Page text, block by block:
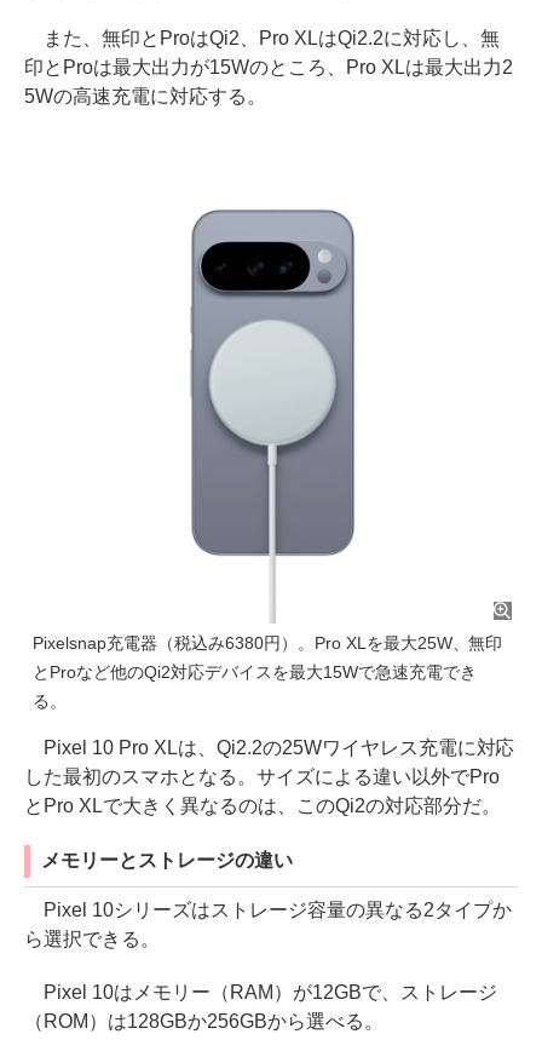
また、無印とProはQi2、Pro XLはQi2.2に対応し、無
印とProは最大出力が15Wのところ、Pro XLは最大出力2
5Wの高速充電に対応する。
Pixelsnap充電器（税込み6380円）。Pro XLを最大25W、無印
とProなど他のQi2対応デバイスを最大15Wで急速充電でき
る。
Pixel 10 Pro XLは、Qi2.2の25Wワイヤレス充電に対応
した最初のスマホとなる。サイズによる違い以外でPro
とPro XLで大きく異なるのは、このQi2の対応部分だ。
メモリーとストレージの違い
Pixel 10シリーズはストレージ容量の異なる2タイプか
ら選択できる。
Pixel 10はメモリー（RAM）が12GBで、ストレージ
（ROM）は128GBか256GBから選べる。